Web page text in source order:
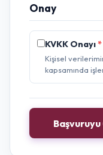
Onay
KVKK Onayı*
Kişisel
kapsamında